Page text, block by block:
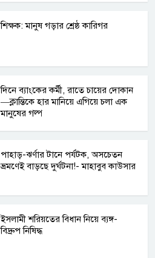
শিক্ষক: মানুষ গড়ার শ্রেষ্ঠ কারিগর
দিনে ব্যাংকের কর্মী, রাতে চায়ের দোকান
—ক্লান্তিকে হার মানিয়ে এগিয়ে চলা এক
মানুষের গল্প
পাহাড়-ঝর্ণার টানে পর্যটক, অসচেতন
ভ্রমণেই বাড়ছে দুর্ঘটনা!- মাহাবুব কাউসার
ইসলামী শরিয়তের বিধান নিয়ে ব্যঙ্গ-
বিদ্রুপ নিষিদ্ধ